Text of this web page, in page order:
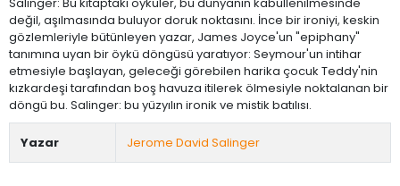
değil, aşılmasında buluyor doruk noktasını. İnce bir ironiyi, keskin
gözlemleriyle bütünleyen yazar, James Joyce'un "epiphany"
tanımına uyan bir öykü döngüsü yaratıyor: Seymour'un intihar
etmesiyle başlayan, geleceği görebilen harika çocuk Teddy'nin
kızkardeşi tarafından boş havuza itilerek ölmesiyle noktalanan bir
döngü bu. Salinger: bu yüzyılın ironik ve mistik batılısı.
Yazar Jerome David Salinger